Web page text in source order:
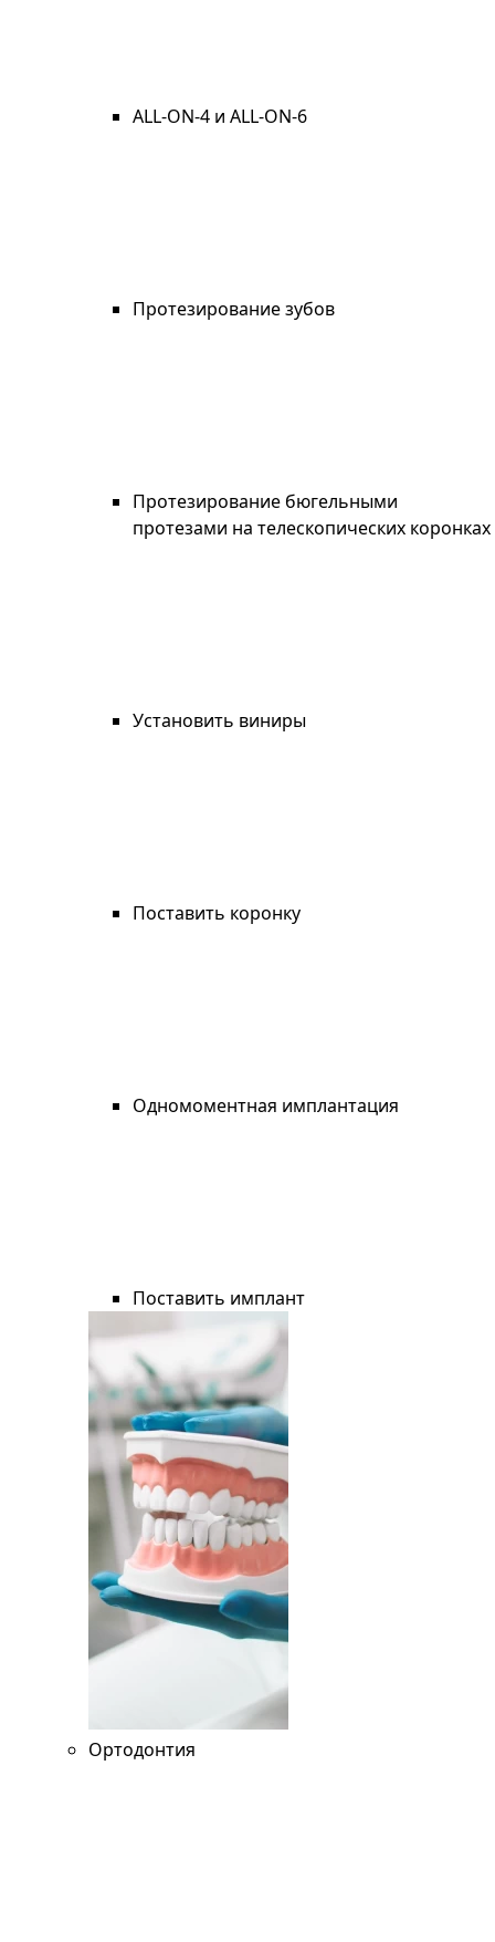
ALL-ON-4 и ALL-ON-6
Протезирование зубов
Протезирование бюгельными
протезами на телескопических коронках
Установить виниры
Поставить коронку
Одномоментная имплантация
Поставить имплант
Ортодонтия